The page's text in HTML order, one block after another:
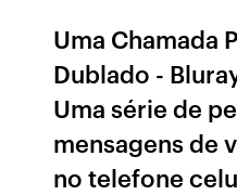
Uma Chamada
Dublado -
Uma série de
mensagens de
no telefone